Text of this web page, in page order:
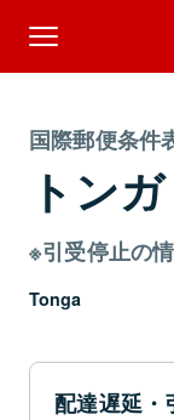
国際郵便条件
トンガ
※引受停止の
Tonga
配達遅延・